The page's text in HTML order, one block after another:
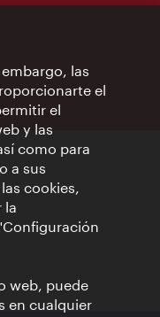
las
el
el
y las
como para
a sus
cookies,
la
web, puede
en cualquier